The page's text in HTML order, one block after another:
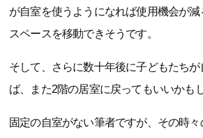
が自室を使うようになれば使用機会が
スペースを移動できそうです。
そして、さらに数十年後に子どもたち
ば、また2階の居室に戻ってもいいかも
固定の自室がない筆者ですが、その時